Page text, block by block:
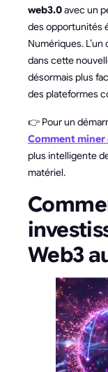
web3.0avec un
des opportunités
Numériques.
dans cette
désormais plus
des plateformes
👉 Pour un
Comment miner
plus intelligente
matériel.
Web3